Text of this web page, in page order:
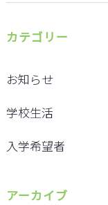
カテゴリー
お知らせ
学校生活
入学希望者
アーカイブ